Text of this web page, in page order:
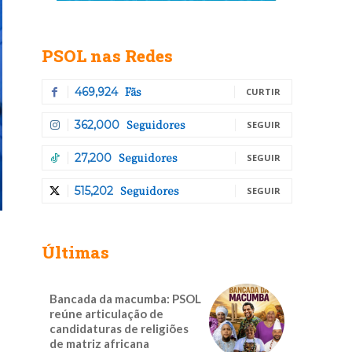
PSOL nas Redes
469,924 Fãs CURTIR
362,000 Seguidores SEGUIR
27,200 Seguidores SEGUIR
515,202 Seguidores SEGUIR
Últimas
Bancada da macumba: PSOL
reúne articulação de
candidaturas de religiões
de matriz africana